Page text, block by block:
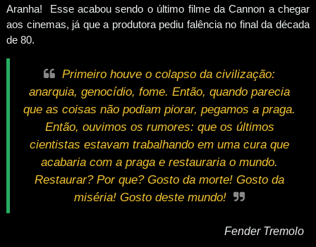
Aranha! Esse acabou sendo o último filme da Cannon a chegar
aos cinemas, já que a produtora pediu falência no final da década
de 80.
Primeiro houve o colapso da civilização:
anarquia, genocídio, fome. Então, quando parecia
que as coisas não podiam piorar, pegamos a praga.
Então, ouvimos os rumores: que os últimos
cientistas estavam trabalhando em uma cura que
acabaria com a praga e restauraria o mundo.
Restaurar? Por que? Gosto da morte! Gosto da
miséria! Gosto deste mundo!
Fender Tremolo